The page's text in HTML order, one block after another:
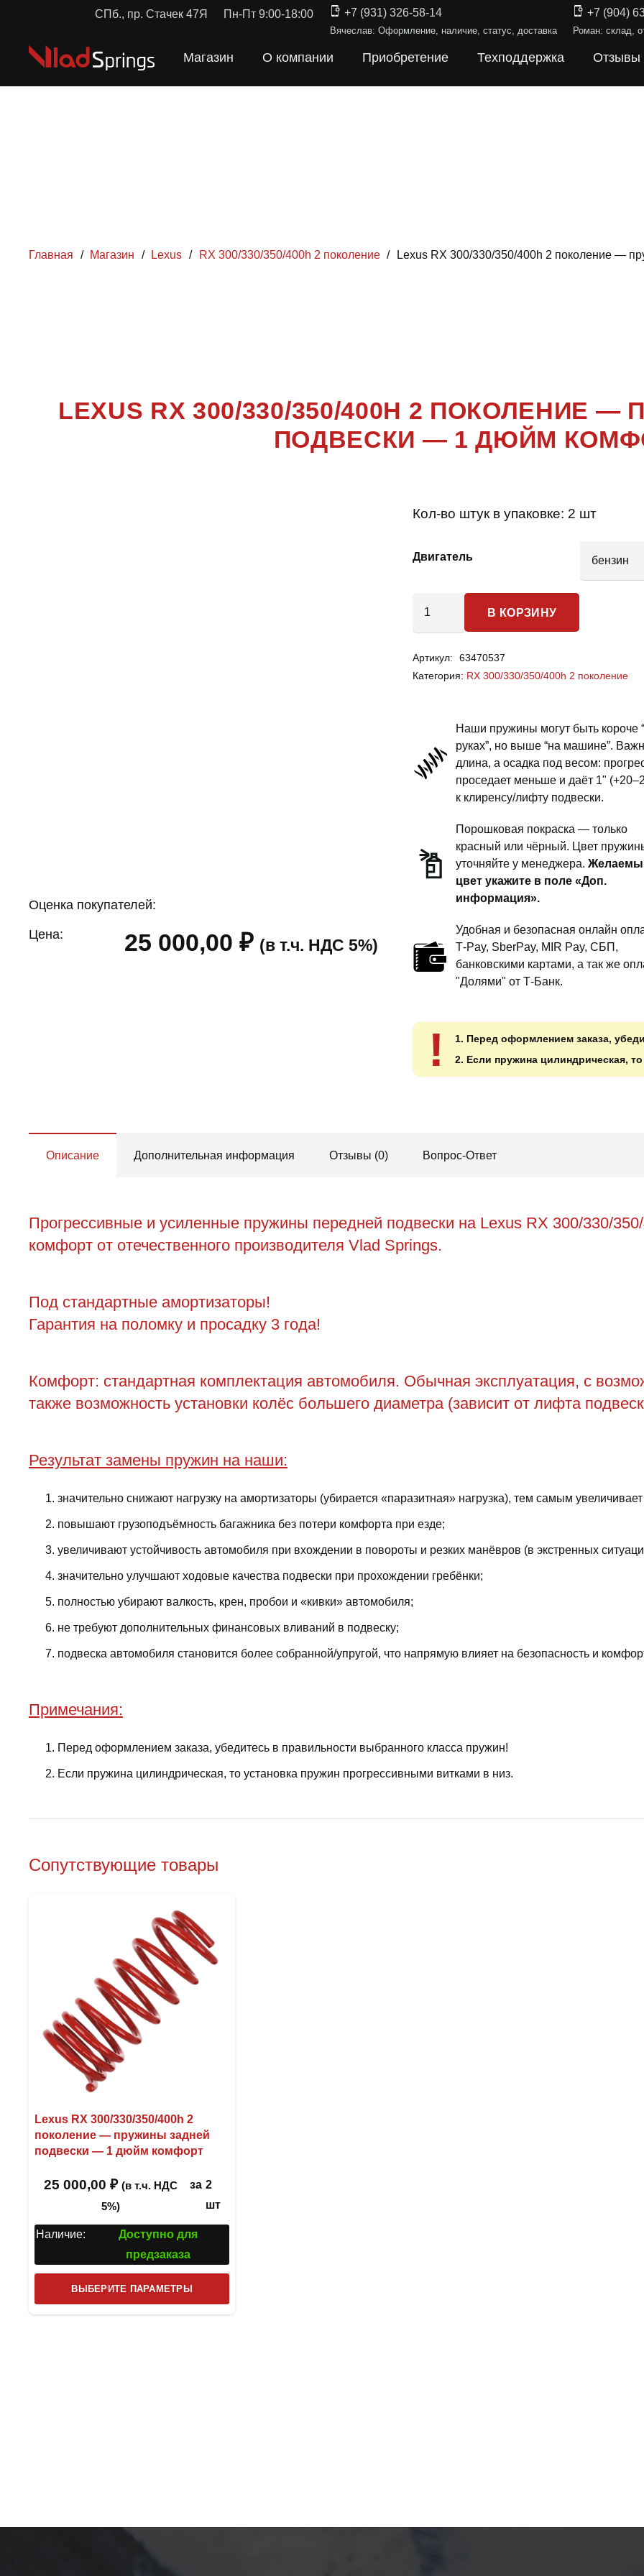
СПб., пр. Стачек 47Я Пн-Пт 9:00-18:00 +7 (931) 326-58-14
Вячеслав: Оформление, наличие, статус, доставка
+7 (904)
Роман: склад,
Магазин О компании Приобретение Техподдержка Отзывы
Главная / Магазин / Lexus / RX 300/330/350/400h 2 поколение / Lexus RX 300/330/350/400h 2 поколение —
300/330/350/400H 2
LEXUS RX 300/330/350/400H 2 ПОКОЛЕНИЕ
ПОДВЕСКИ — 1 ДЮЙМ
Оценка покупателей:
Цена: 25 000,00₽ (в т.ч. НДС 5%)
Кол-во штук в упаковке: 2 шт
Двигатель
RX
300/330/350/400h
поколение
пружины
передней
подвески
дюйм
комфорт
В КОРЗИНУ
Артикул:
63470537
Категория: RX 300/330/350/400h 2 поколение
Наши пружины могут быть короче
руках”, но выше “на машине”.
длина, а осадка под весом:
проседает меньше и даёт 1"
к клиренсу/лифту подвески.
Порошковая покраска — только
красный или чёрный. Цвет
уточняйте у менеджера.
цвет укажите в поле «Доп.
информация».
Удобная и безопасная онлайн
T‑Pay, SberPay, MIR Pay, СБП,
банковскими картами, а так же
"Долями" от Т-Банк.
!
1. Перед оформлением заказа,
2. Если пружина цилиндрическая,
Описание Дополнительная информация Отзывы (0) Вопрос-Ответ
Прогрессивные и усиленные пружины передней подвески на Lexus RX 300/330/
комфорт от отечественного производителя Vlad Springs.
Под стандартные амортизаторы!
Гарантия на поломку и просадку 3 года!
Комфорт: стандартная комплектация автомобиля. Обычная эксплуатация, с
также возможность установки колёс большего диаметра (зависит от лифта
Результат замены пружин на наши:
значительно снижают нагрузку на амортизаторы (убирается «паразитная» нагрузка), тем самым
повышают грузоподъёмность багажника без потери комфорта при езде;
увеличивают устойчивость автомобиля при вхождении в повороты и резких манёвров (в экстренных
значительно улучшают ходовые качества подвески при прохождении гребёнки;
полностью убирают валкость, крен, пробои и «кивки» автомобиля;
не требуют дополнительных финансовых вливаний в подвеску;
подвеска автомобиля становится более собранной/упругой, что напрямую влияет на безопасность и
Примечания:
Перед оформлением заказа, убедитесь в правильности выбранного класса пружин!
Если пружина цилиндрическая, то установка пружин прогрессивными витками в низ.
Сопутствующие товары
Lexus RX 300/330/350/400h 2
поколение — пружины задней
подвески — 1 дюйм комфорт
25 000,00 ₽ (в т.ч. НДС
5%)
за 2
шт
Наличие:
Доступно для
предзаказа
ВЫБЕРИТЕ ПАРАМЕТРЫ
товар